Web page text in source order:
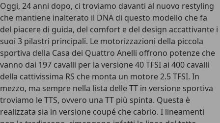
Oggi, 24 anni dopo, ci troviamo davanti al nuovo restyling
che mantiene inalterato il DNA di questo modello che fa
del piacere di guida, del comfort e del design accattivante i
suoi 3 pilastri principali. Le motorizzazioni della piccola
sportiva della Casa dei Quattro Anelli offrono potenze che
vanno dai 197 cavalli per la versione 40 TFSI ai 400 cavalli
della cattivissima RS che monta un motore 2.5 TFSI. In
mezzo, ma sempre nella lista delle TT in versione sportiva
troviamo le TTS, ovvero una TT più spinta. Questa è
realizzata sia in versione coupé che cabrio. I lineamenti